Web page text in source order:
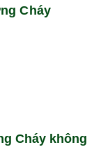
Cháy
Cháy không